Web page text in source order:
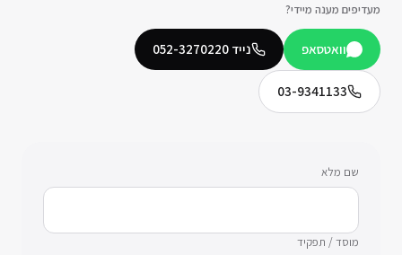
מעדיפים מענה מיידי?
וואטסאפ נייד 052-3270220
03-9341133
שם מלא
מוסד / תפקיד